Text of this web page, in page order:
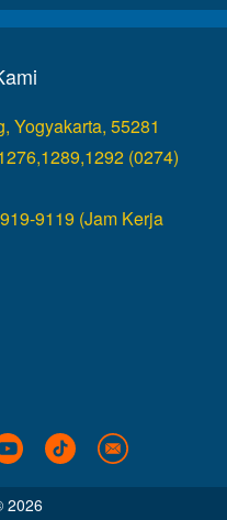
Yogyakarta, 55281
(0274)
9119 (Jam Kerja
2026